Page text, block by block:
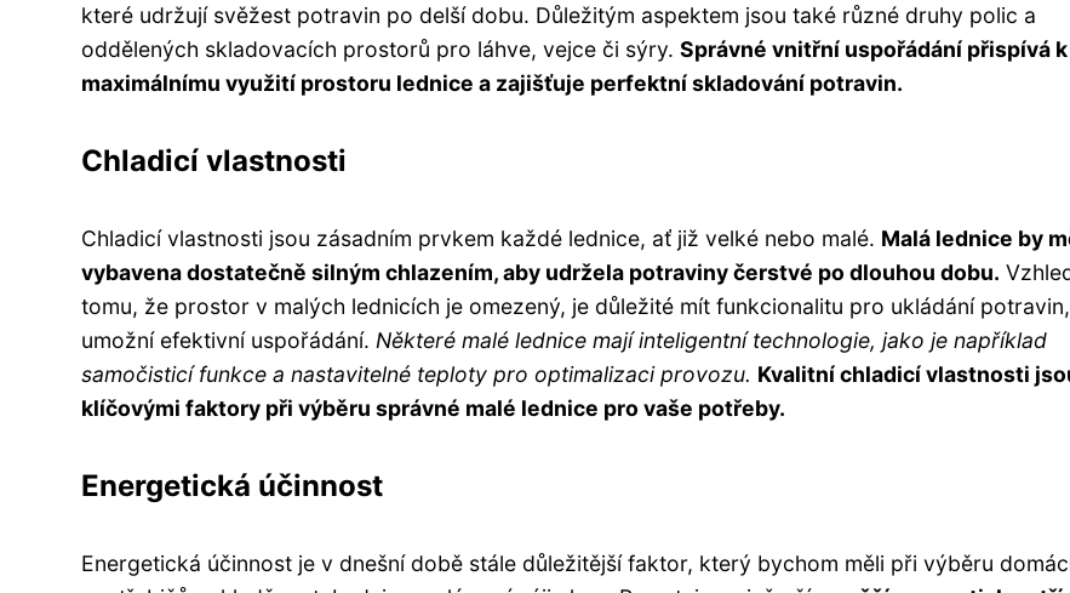
které udržují svěžest potravin po delší dobu. Důležitým aspektem jsou také různé druhy polic a
oddělených skladovacích prostorů pro láhve, vejce či sýry. Správné vnitřní uspořádání přispívá k
maximálnímu využití prostoru lednice a zajišťuje perfektní skladování potravin.
Chladicí vlastnosti
Chladicí vlastnosti jsou zásadním prvkem každé lednice, ať již velké nebo malé. Malá lednice by
vybavena dostatečně silným chlazením, aby udržela potraviny čerstvé po dlouhou dobu.
tomu, že prostor v malých lednicích je omezený, je důležité mít funkcionalitu pro ukládání
umožní efektivní uspořádání. Některé malé lednice mají inteligentní technologie, jako je například
samočisticí funkce a nastavitelné teploty pro optimalizaci provozu. Kvalitní chladicí vlastnosti
klíčovými faktory při výběru správné malé lednice pro vaše potřeby.
Energetická účinnost
Energetická účinnost je v dnešní době stále důležitější faktor, který bychom měli při výběru